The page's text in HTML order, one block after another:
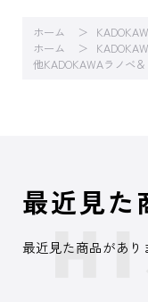
ホーム
ホーム
他KADOKAWAラノベ
最近見た
最近見た商品があり